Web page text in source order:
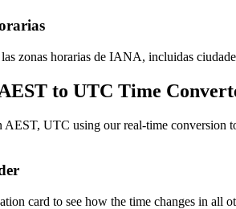
zonas horarias de IANA, incluidas
to UTC Time
AEST, UTC using our real-time conversion
card to see how the time changes in all